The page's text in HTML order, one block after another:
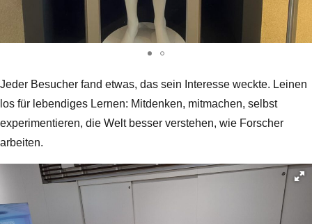
Jeder Besucher fand etwas, das sein Interesse weckte. Leinen
los für lebendiges Lernen: Mitdenken, mitmachen, selbst
experimentieren, die Welt besser verstehen, wie Forscher
arbeiten.